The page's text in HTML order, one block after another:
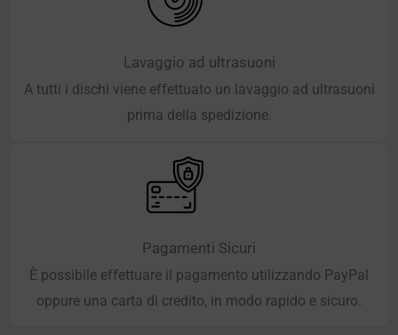
Lavaggio ad ultrasuoni
A tutti i dischi viene effettuato un lavaggio ad ultrasuoni
prima della spedizione.
Pagamenti Sicuri
È possibile effettuare il pagamento utilizzando PayPal
oppure una carta di credito, in modo rapido e sicuro.